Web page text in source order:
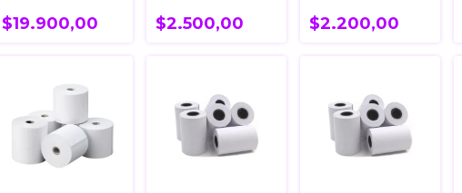
$19.900,00 $2.500,00 $2.200,00